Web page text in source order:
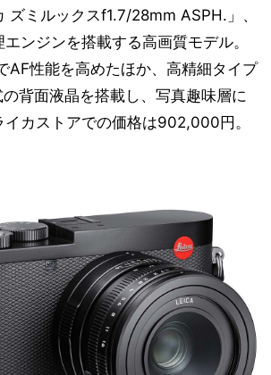
ズミルックスf1.7/28mm ASPH.」、
ンジンを搭載する高画質モデル。
AF性能を高めたほか、高精細タイプ
背面液晶を搭載し、写真趣味層に
カストアでの価格は902,000円。